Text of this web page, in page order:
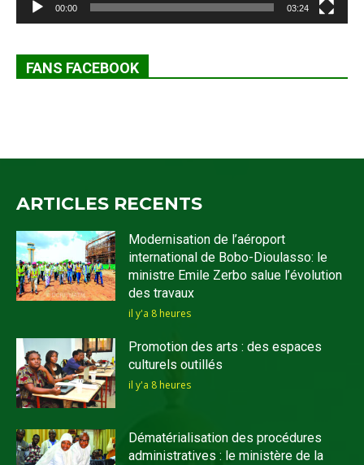
00:00 03:24
FANS FACEBOOK
ARTICLES RECENTS
Modernisation de l’aéroport
international de Bobo-Dioulasso: le
ministre Emile Zerbo salue l’évolution
des travaux
il y'a 8 heures
Promotion des arts : des espaces
culturels outillés
il y'a 8 heures
Dématérialisation des procédures
administratives : le ministère de la